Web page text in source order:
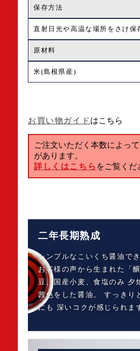
保存方法
直射日光や高温な場所をさけ保
原材料
米(島根県産)
お買い物ガイド はこちら
ご注文いただく本数によっ
があります。
詳しくはこちら をご覧くだ
二年長期熟成
シンプルなこいくち醤油で
お客様の声から生まれた「醸
豆、国産小麦、食塩のみ 夕
茜色をした醤油。
すっきり
にも 深いコクが感じられま